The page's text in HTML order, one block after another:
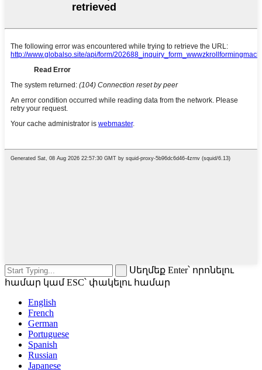
Սեղմեք Enter՝ որոնելու
համար կամ ESC՝ փակելու համար
English
French
German
Portuguese
Spanish
Russian
Japanese